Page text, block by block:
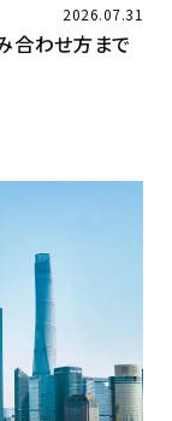
2026.07.31
合わせ方まで